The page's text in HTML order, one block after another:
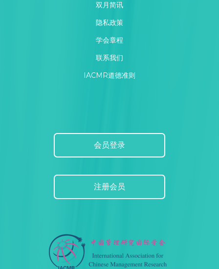
双月简讯
隐私政策
学会章程
联系我们
IACMR道德准则
会员登录
注册会员